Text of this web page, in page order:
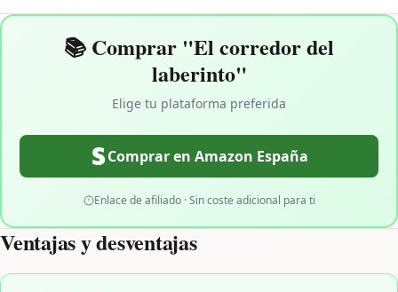
📚 Comprar "El corredor del
laberinto"
Elige tu plataforma preferida
Comprar en Amazon España
Enlace de afiliado · Sin coste adicional para ti
Ventajas y desventajas